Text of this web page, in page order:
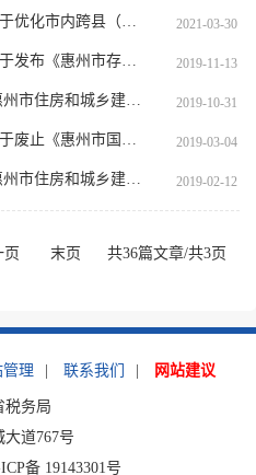
提供建筑服务涉税事项的公告 2021-03-30
计税价格争议处理办法》的公告 2019-11-13
2018年土地增值税扣除项目金额标准的公告 2019-10-31
发企业计税毛利率有关问题的公告》的公告 2019-03-04
2015年土地增值税扣除项目金额标准的公告 2019-02-12
页 末页 共36篇文章/共3页
管理 联系我们 网站建议
税务局
道767号
备 19143301号